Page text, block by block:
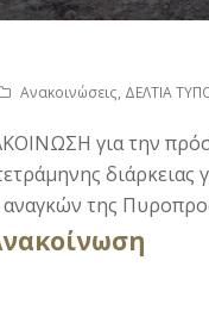
Ανακοινώσεις, ΔΕΛΤΙΑ
για την
διάρκειας
της